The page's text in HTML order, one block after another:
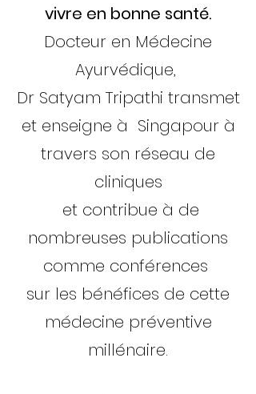
vivre en bonne santé.
Docteur en Médecine
Ayurvédique,
Dr Satyam Tripathi transmet
et enseigne à Singapour à
travers son réseau de
cliniques
et contribue à de
nombreuses publications
comme conférences
sur les bénéfices de cette
médecine préventive
millénaire.